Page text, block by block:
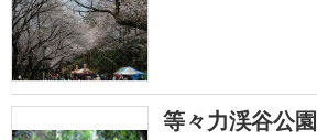
等々力渓谷公園